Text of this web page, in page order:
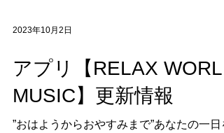
アプリ【RELAX
MUSIC】更新情報